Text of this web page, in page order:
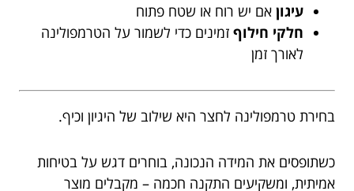
עיגון אם יש רוח או שטח פתוח
חלקי חילוף זמינים כדי לשמור על הטרמפולינה
לאורך זמן
בחירת טרמפולינה לחצר היא שילוב של היגיון וכיף.
כשתופסים את המידה הנכונה, בוחרים דגש על בטיחות
אמיתית, ומשקיעים התקנה חכמה – מקבלים מוצר